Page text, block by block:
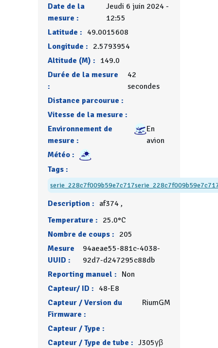
Date de la
mesure :
Jeudi 6 juin 2024 -
12:55
Latitude : 49.0015608
Longitude : 2.5793954
Altitude (M) : 149.0
Durée de la mesure
:
42
secondes
Distance parcourue :
Vitesse de la mesure :
Environnement de
mesure :
En
avion
Météo :
Tags :
serie_228c7f009b59e7c717
Description : af374 ,
Temperature : 25.0°C
Nombre de coups : 205
Mesure
UUID :
94aeae55-881c-4038-
92d7-d247295c88db
Reporting manuel : Non
Capteur/ ID : 48-E8
Capteur / Version du
Firmware :
RiumGM
Capteur / Type :
Capteur / Type de tube : J305γβ